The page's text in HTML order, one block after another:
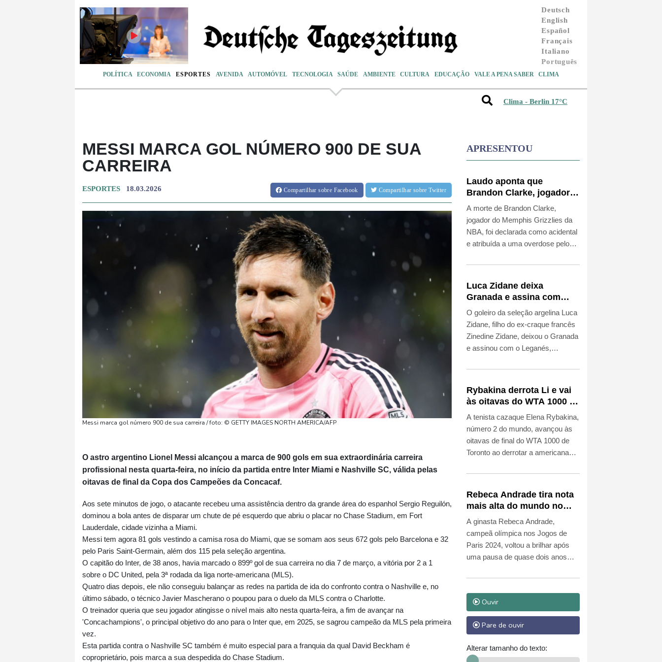
Deutsch
English
Español
Français
Italiano
Português
POLÍTICA ECONOMIA ESPORTES AVENIDA AUTOMÓVEL TECNOLOGIA SAÚDE AMBIENTE CULTURA EDUCAÇÃO VALE A PENA SABER CLIMA
Clima - Berlin 17°C
MESSI MARCA GOL NÚMERO 900 DE SUA
CARREIRA
ESPORTES 18.03.2026 Compartilharsobre Facebook Compartilhar sobre Twitter
Messi marca gol número 900 de sua carreira / foto: © GETTY IMAGES NORTH AMERICA/AFP
O astro argentino Lionel Messi alcançou a marca de 900 gols em sua extraordinária carreira
profissional nesta quarta-feira, no início da partida entre Inter Miami e Nashville SC, válida pelas
oitavas de final da Copa dos Campeões da Concacaf.
Aos sete minutos de jogo, o atacante recebeu uma assistência dentro da grande área do espanhol Sergio Reguilón,
dominou a bola antes de disparar um chute de pé esquerdo que abriu o placar no Chase Stadium, em Fort
Lauderdale, cidade vizinha a Miami.
Messi tem agora 81 gols vestindo a camisa rosa do Miami, que se somam aos seus 672 gols pelo Barcelona e 32
pelo Paris Saint-Germain, além dos 115 pela seleção argentina.
O capitão do Inter, de 38 anos, havia marcado o 899º gol de sua carreira no dia 7 de março, a vitória por 2 a 1
sobre o DC United, pela 3ª rodada da liga norte-americana (MLS).
Quatro dias depois, ele não conseguiu balançar as redes na partida de ida do confronto contra o Nashville e, no
último sábado, o técnico Javier Mascherano o poupou para o duelo da MLS contra o Charlotte.
O treinador queria que seu jogador atingisse o nível mais alto nesta quarta-feira, a fim de avançar na
'Concachampions', o principal objetivo do ano para o Inter que, em 2025, se sagrou campeão da MLS pela primeira
vez.
Esta partida contra o Nashville SC também é muito especial para a franquia da qual David Beckham é
coproprietário, pois marca a sua despedida do Chase Stadium.
APRESENTOU
Laudo aponta que
Brandon Clarke, jogador
da NBA, teve morte por
overdose acidental
A morte de Brandon Clarke,
jogador do Memphis Grizzlies da
NBA, foi declarada como acidental
e atribuída a uma overdose pelo
anunciou o Departamento de
Angeles nesta sexta-feira (7).
Luca Zidane deixa
Granada e assina com
Leganés
O goleiro da seleção argelina Luca
Zidane, filho do ex-craque francês
Zinedine Zidane, deixou o Granada
e assinou com o Leganés,
segunda divisão espanhola nesta
Rybakina derrota Li e vai
às oitavas do WTA 1000 de
Toronto
A tenista cazaque Elena Rybakina,
número 2 do mundo, avançou às
oitavas de final do WTA 1000 de
Toronto ao derrotar a americana
Rebeca Andrade tira nota
mais alta do mundo no
salto em 2026
A ginasta Rebeca Andrade,
campeã olímpica nos Jogos de
Paris 2024, voltou a brilhar após
uma pausa de quase dois anos
física: nesta sexta-feira (7), ela
tirou a nota mais alta do mundo em
2026 no salto, em sua participação
no Campeonato Brasileiro de
Ginástica Artística.
Ouvir
Pare de ouvir
Alterar tamanho do texto: